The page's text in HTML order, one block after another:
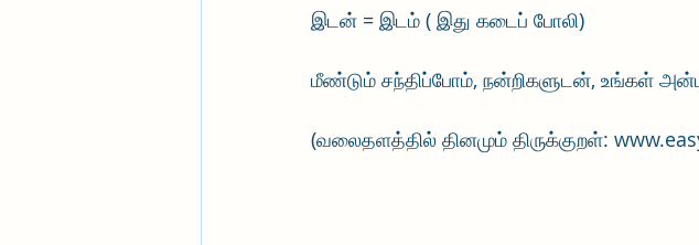
இடன் = இடம் ( இது கடைப் போலி)
மீண்டும் சந்திப்போம், நன்றிகளுடன், உங்கள்
(வலைதளத்தில் தினமும் திருக்குறள்: